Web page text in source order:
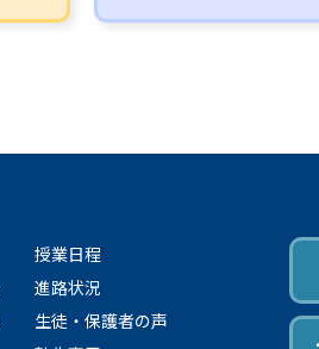
授業日程
進路状況
生徒・保護者の声